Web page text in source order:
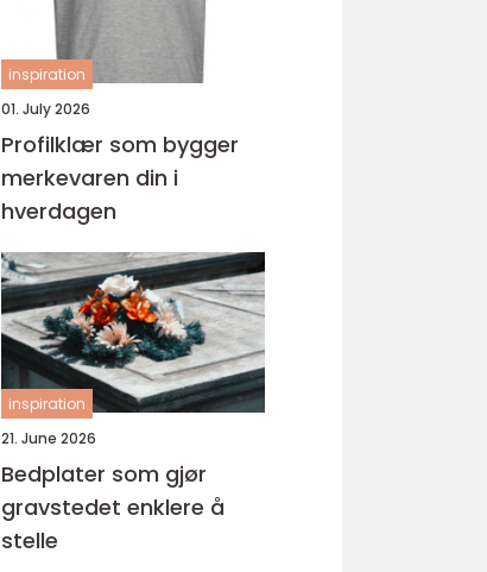
inspiration
01. July 2026
Profilklær som bygger
merkevaren din i
hverdagen
inspiration
21. June 2026
Bedplater som gjør
gravstedet enklere å
stelle